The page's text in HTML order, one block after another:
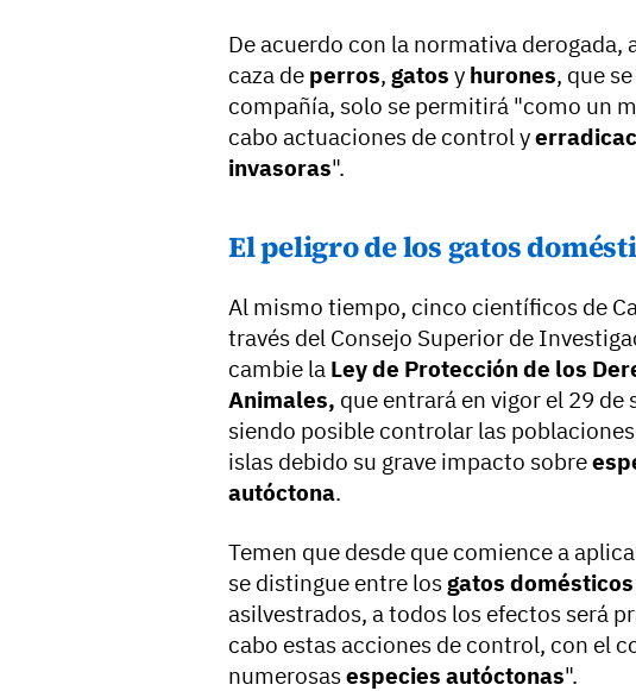
De acuerdo con la normativa derogada,
caza de perros, gatos y hurones, que
compañía, solo se permitirá "como un
cabo actuaciones de control y
invasoras".
El peligro de los gatos
Al mismo tiempo, cinco científicos de
través del Consejo Superior de
cambie la Ley de Protección de los
Animales, que entrará en vigor el 29
siendo posible controlar las
islas debido su grave impacto sobre
autóctona.
Temen que desde que comience a
se distingue entre los gatos domésticos
asilvestrados, a todos los efectos será
cabo estas acciones de control, con el
numerosasespecies autóctonas".